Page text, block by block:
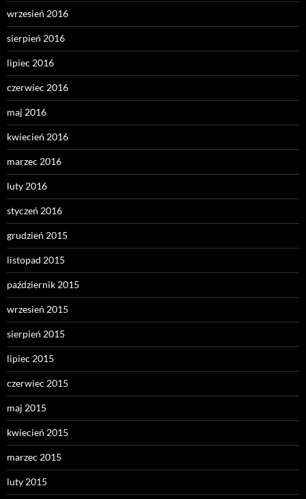
wrzesień 2016
sierpień 2016
lipiec 2016
czerwiec 2016
maj 2016
kwiecień 2016
marzec 2016
luty 2016
styczeń 2016
grudzień 2015
listopad 2015
październik 2015
wrzesień 2015
sierpień 2015
lipiec 2015
czerwiec 2015
maj 2015
kwiecień 2015
marzec 2015
luty 2015